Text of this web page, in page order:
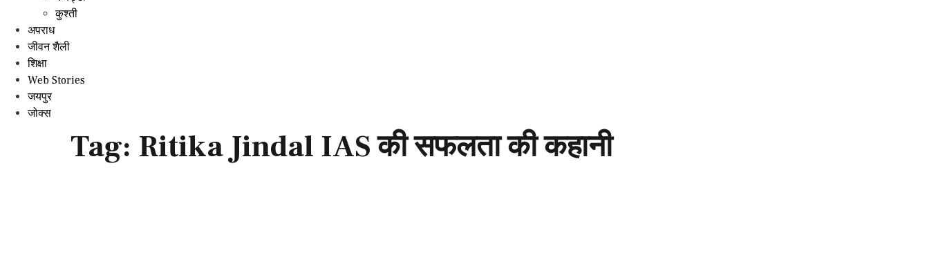
कुश्ती
अपराध
जीवन शैली
शिक्षा
Web Stories
जयपुर
जोक्स
Tag: Ritika Jindal IAS की सफलता की कहानी